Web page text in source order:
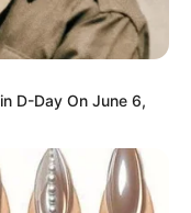
D-Day On June 6,